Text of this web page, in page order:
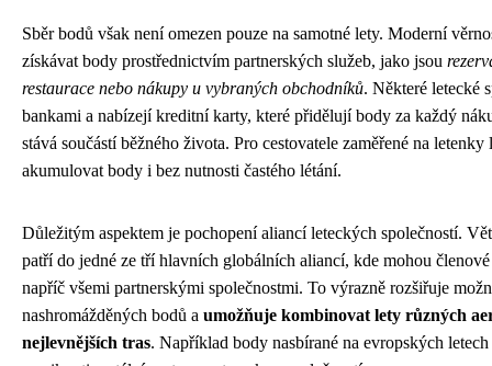
Sběr bodů však není omezen pouze na samotné lety. Moderní
získávat body prostřednictvím partnerských služeb, jako jsou
restaurace nebo nákupy u vybraných obchodníků. Některé letecké
bankami a nabízejí kreditní karty, které přidělují body za každý
stává součástí běžného života. Pro cestovatele zaměřené na
akumulovat body i bez nutnosti častého létání.
Důležitým aspektem je pochopení aliancí leteckých společností.
patří do jedné ze tří hlavních globálních aliancí, kde mohou
napříč všemi partnerskými společnostmi. To výrazně rozšiřuje
nashromážděných bodů a umožňuje kombinovat lety různých
nejlevnějších tras. Například body nasbírané na evropských